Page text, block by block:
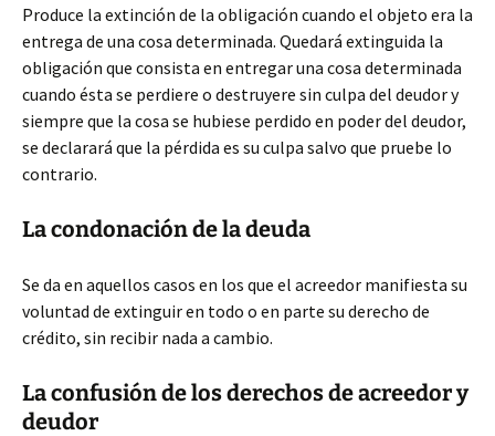
Produce la extinción de la obligación cuando el objeto era la
entrega de una cosa determinada. Quedará extinguida la
obligación que consista en entregar una cosa determinada
cuando ésta se perdiere o destruyere sin culpa del deudor y
siempre que la cosa se hubiese perdido en poder del deudor,
se declarará que la pérdida es su culpa salvo que pruebe lo
contrario.
La condonación de la deuda
Se da en aquellos casos en los que el acreedor manifiesta su
voluntad de extinguir en todo o en parte su derecho de
crédito, sin recibir nada a cambio.
La confusión de los derechos de acreedor y
deudor